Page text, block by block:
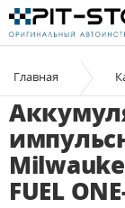
Главная
FUEL